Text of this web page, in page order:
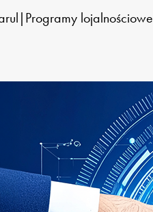
|Programy lojalnościowe